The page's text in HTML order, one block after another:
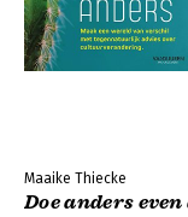
Maaike Thiecke
Doe anders